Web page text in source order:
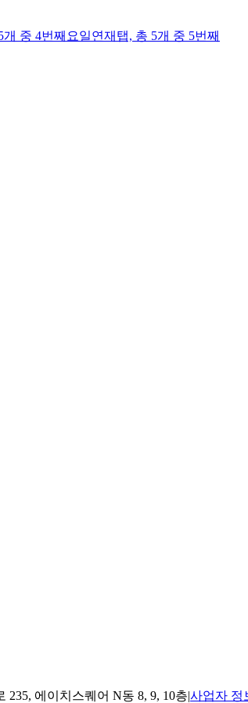
개 중 4번째 요일연재 탭, 총 5개 중 5번째
235, 에이치스퀘어 N동 8, 9, 10층|사업자 정